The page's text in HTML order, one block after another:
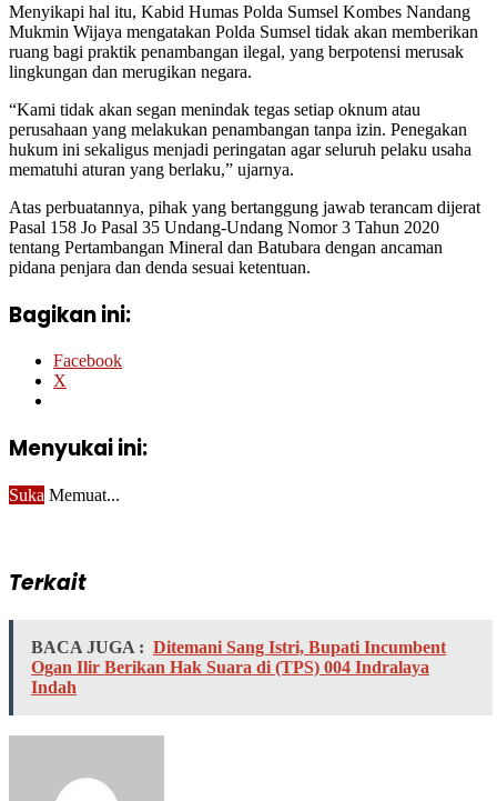
Menyikapi hal itu, Kabid Humas Polda Sumsel Kombes Nandang
Mukmin Wijaya mengatakan Polda Sumsel tidak akan memberikan
ruang bagi praktik penambangan ilegal, yang berpotensi merusak
lingkungan dan merugikan negara.
“Kami tidak akan segan menindak tegas setiap oknum atau
perusahaan yang melakukan penambangan tanpa izin. Penegakan
hukum ini sekaligus menjadi peringatan agar seluruh pelaku usaha
mematuhi aturan yang berlaku,” ujarnya.
Atas perbuatannya, pihak yang bertanggung jawab terancam dijerat
Pasal 158 Jo Pasal 35 Undang-Undang Nomor 3 Tahun 2020
tentang Pertambangan Mineral dan Batubara dengan ancaman
pidana penjara dan denda sesuai ketentuan.
Bagikan ini:
Facebook
X
Menyukai ini:
Suka Memuat...
Terkait
BACA JUGA : Ditemani Sang Istri, Bupati Incumbent
Ogan Ilir Berikan Hak Suara di (TPS) 004 Indralaya
Indah